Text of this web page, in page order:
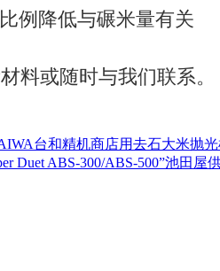
例降低与碾米量有关
料或随时与我们联系。
台和精机商店用去石大米抛光
Duet ABS-300/ABS-500”池田